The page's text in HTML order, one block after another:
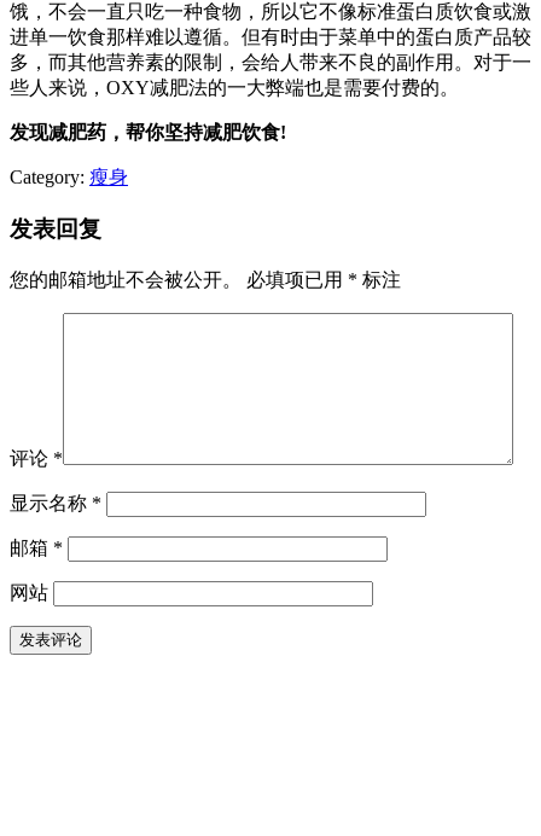
饿，不会一直只吃一种食物，所以它不像标准蛋白质饮食或激
进单一饮食那样难以遵循。但有时由于菜单中的蛋白质产品较
多，而其他营养素的限制，会给人带来不良的副作用。对于一
些人来说，OXY减肥法的一大弊端也是需要付费的。
发现减肥药，帮你坚持减肥饮食!
Category: 瘦身
发表回复
您的邮箱地址不会被公开。 必填项已用 * 标注
评论 *
显示名称 *
邮箱 *
网站